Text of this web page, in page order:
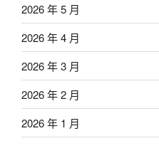
2026 年 5 月
2026 年 4 月
2026 年 3 月
2026 年 2 月
2026 年 1 月